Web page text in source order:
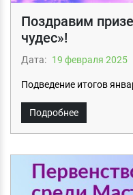
Поздравим
чудес»!
Дата: 19 февраля 2025
Подведение итогов
Подробнее